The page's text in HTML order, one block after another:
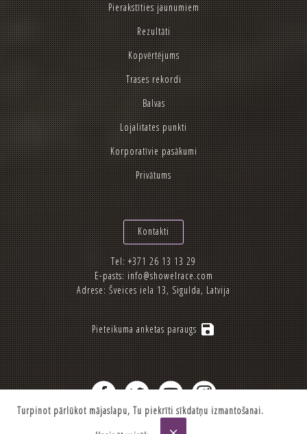
Pierakstīties jaunumiem
Rezultāti
Kopvērtējums
Trases rekordi
Balvas
Lojalitates punkti
Korporatīvie pasākumi
Privātums
Kontakti
Tel:+371 26 13 13 29
E-pasts:info@showelrace.com
Adrese: Šveices iela 13, Sigulda, Latvija
Pieteikuma anketas paraugssave
2012-2026 © Showelrace.com
Turpinot pārlūkot mājaslapu, Tu piekrīti sīkdatņu izmantošanai.